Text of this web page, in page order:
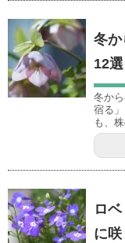
冬か
12
冬か
宿る
も、
ロ
に咲